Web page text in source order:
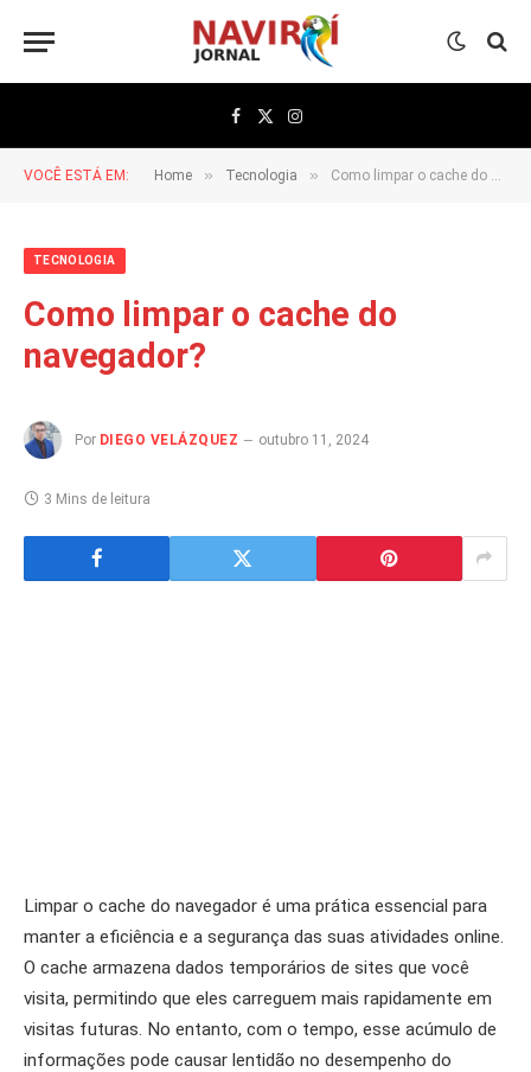
Facebook
X
(Twitter)
Instagram
VOCÊ ESTÁ EM: Home » Tecnologia » Como limpar o cache do navegador?
TECNOLOGIA
Como limpar o cache do
navegador?
Por DIEGO VELÁZQUEZ outubro 11, 2024
3 Mins de leitura
Limpar o cache do navegador é uma prática essencial para
manter a eficiência e a segurança das suas atividades online.
O cache armazena dados temporários de sites que você
visita, permitindo que eles carreguem mais rapidamente em
visitas futuras. No entanto, com o tempo, esse acúmulo de
informações pode causar lentidão no desempenho do